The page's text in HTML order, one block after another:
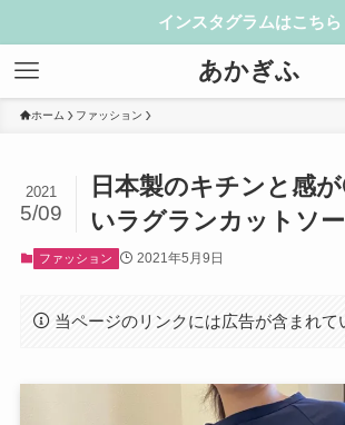
インスタグラムはこちら
あかぎふ
ホーム ファッション
日本製のキチンと感
いラグランカットソー
2021
5/09
ファッション 2021年5月9日
当ページのリンクには広告が含まれて